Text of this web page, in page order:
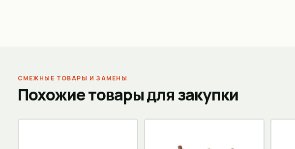
СМЕЖНЫЕ ТОВАРЫ И ЗАМЕНЫ
Похожие товары для закупки